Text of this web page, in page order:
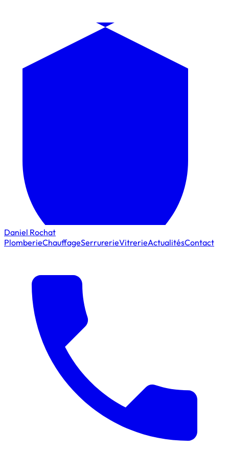
Daniel Rochat
PlomberieChauffageSerrurerieVitrerieActualitésContact